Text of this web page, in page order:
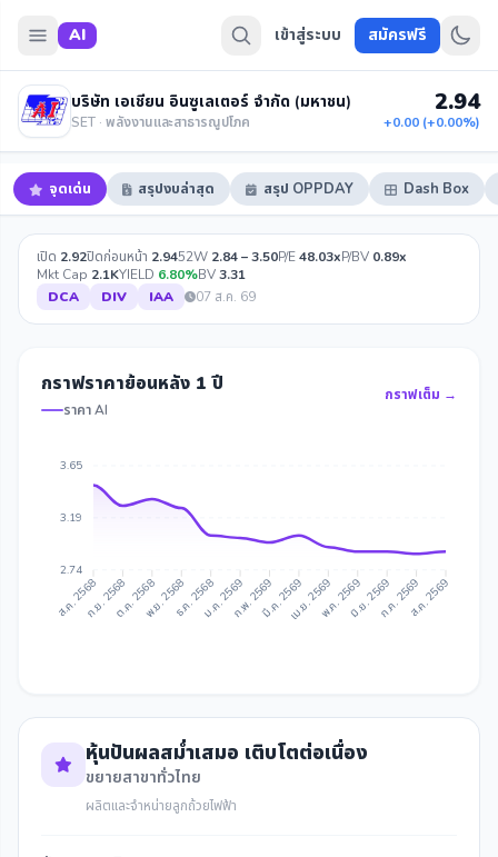
AI เข้าสู่ระบบ สมัครฟรี
บริษัท เอเชียน อินซูเลเตอร์ จำกัด (มหาชน)
SET · พลังงานและสาธารณูปโภค
2.94
+0.00 (+0.00%)
จุดเด่น สรุปงบล่าสุด สรุป OPPDAY Dash Box
เปิด 2.92ปิดก่อนหน้า 2.9452W 2.84 – 3.50P/E48.03xP/BV 0.89x
Mkt Cap 2.1KYIELD 6.80%BV3.31
DCA
DIV IAA 07 ส.ค. 69
กราฟราคาย้อนหลัง 1 ปี
ราคา AI
กราฟเต็ม →
3.65
3.19
2.74
ส.ค. 2568ก.ย. 2568ต.ค. 2568พ.ย. 2568ธ.ค. 2568ม.ค. 2569ก.พ. 2569มี.ค. 2569เม.ย. 2569พ.ค. 2569มิ.ย. 2569ก.ค. 2569ส.ค. 2569
หุ้นปันผลสม่ำเสมอ เติบโตต่อเนื่อง
ขยายสาขาทั่วไทย
ผลิตและจำหน่ายลูกถ้วยไฟฟ้า